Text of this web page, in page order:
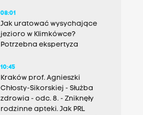
08:01
Jak uratować wysychające
jezioro w Klimkówce?
Potrzebna ekspertyza
10:45
Kraków prof. Agnieszki
Chłosty-Sikorskiej - Służba
zdrowia - odc. 8. - Zniknęły
rodzinne apteki. Jak PRL